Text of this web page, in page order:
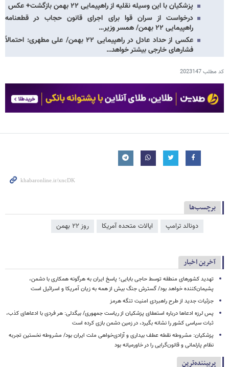
پزشکیان با این وسیله نقلیه از راهپیمایی ۲۲ بهمن بازگشت+ عکس
درخواست از سران قوا برای اجرای قانون حجاب در قطعنامه
راهپیمایی ۲۲ بهمن/ همسر وزیر…
عکسی از حداد عادل در راهپیمایی ۲۲ بهمن/ علی مطهری: احتمالاً
فشارهای خارجی بیشتر خواهد…
کد مطلب2023147
برچسب‌ها
دونالد ترامپ ایالات متحده آمریکا روز ۲۲ بهمن
آخرین اخبار
تهدید کشورهای منطقه توسط حاجی بابایی؛ پاسخ ایران به هرگونه همکاری با دشمن،
پشیمان‌کننده خواهد بود/ گسترش جنگ بیش از همه به زیان آمریکا و اسرائیل است
جزئیات جدید از طرح راهبردی امنیت تنگه هرمز
پس لرزه ادعاها درباره استعفای پزشکیان از ریاست جمهوری/ بیگدلی: هر فردی با ادعاهای کذب،
ثبات سیاسی کشور را نشانه بگیرد، در زمین دشمن بازی کرده است
پزشکیان: مشروطه نقطه عطف بیداری و آزادی‌خواهی ملت ایران بود/ مشروطه نخستین تجربه
نظام پارلمانی و قانون‌گرایی را در خاورمیانه بود
پربیننده‌ترین